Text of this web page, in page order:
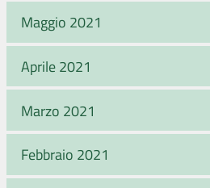
Maggio 2021
Aprile 2021
Marzo 2021
Febbraio 2021